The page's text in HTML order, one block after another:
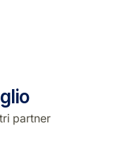
partner